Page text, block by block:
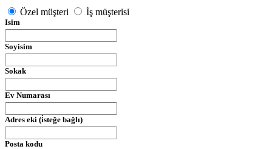
Özel müşteri İş müşterisi
Isim
Soyisim
Sokak
Ev Numarası
Adres eki (i̇steğe bağlı)
Posta kodu